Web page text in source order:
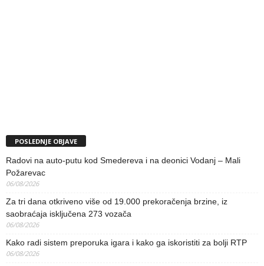
POSLEDNJE OBJAVE
Radovi na auto-putu kod Smedereva i na deonici Vodanj – Mali
Požarevac
06/08/2026
Za tri dana otkriveno više od 19.000 prekoračenja brzine, iz
saobraćaja isključena 273 vozača
06/08/2026
Kako radi sistem preporuka igara i kako ga iskoristiti za bolji RTP
06/08/2026